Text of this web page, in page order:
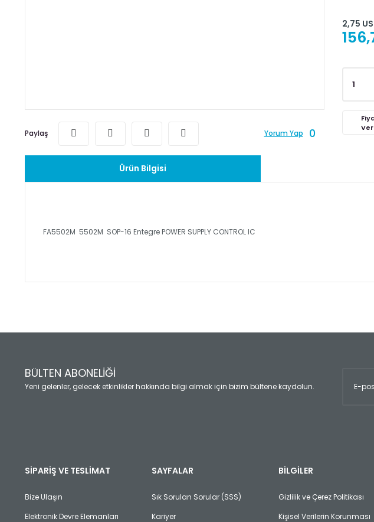
Paylaş Yorum Yap 0
2,75
Ver
Ürün Bilgisi
FA5502M 5502M SOP-16 Entegre POWER SUPPLY CONTROL IC
Ürün açıklamasında eksik bilgiler bulunuyor.
Ürün fiyatı diğer sitelerden daha pahalı.
Bu ürüne benzer farklı alternatifler olmalı.
BÜLTEN ABONELİĞİ
Yeni gelenler, gelecek etkinlikler hakkında bilgi almak için bizim bültene kaydolun.
SİPARİŞ VE TESLİMAT
Bize Ulaşın
Elektronik Devre Elemanları
SAYFALAR
Sık Sorulan Sorular (SSS)
Kariyer
BİLGİLER
Gizlilik ve Çerez Politikası
Kişisel Verilerin Korunması